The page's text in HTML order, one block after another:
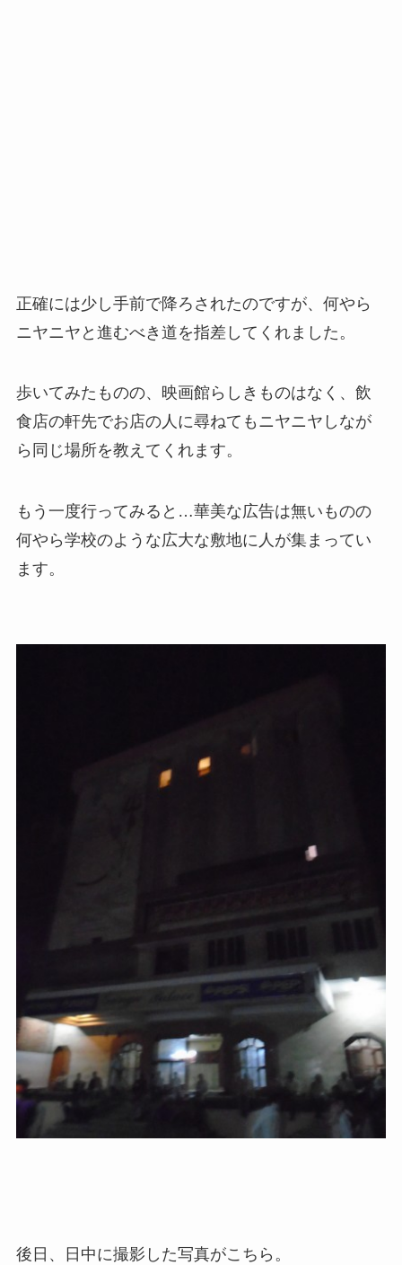
正確には少し手前で降ろされたのですが、何やら
ニヤニヤと進むべき道を指差してくれました。
歩いてみたものの、映画館らしきものはなく、飲
食店の軒先でお店の人に尋ねてもニヤニヤしなが
ら同じ場所を教えてくれます。
もう一度行ってみると…華美な広告は無いものの
何やら学校のような広大な敷地に人が集まってい
ます。
後日、日中に撮影した写真がこちら。